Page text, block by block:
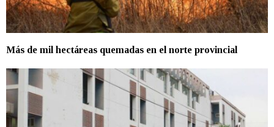
Más de mil hectáreas quemadas en el norte provincial